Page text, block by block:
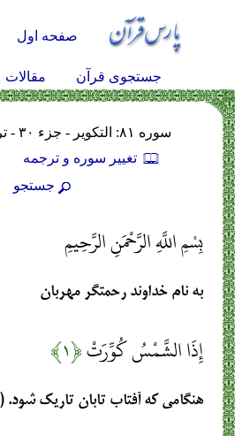
صفحه اول
جستجوی قرآن مقالات
سوره ۸۱: التكوير - جزء ۳۰ - ترجمه قمشه‌ای
تغيير سوره و ترجمه
جستجو
بِسْمِ اللَّهِ الرَّحْمَنِ الرَّحِيمِ
به نام خداوند رحمتگر مهربان
إِذَا الشَّمْسُ كُوِّرَتْ﴿۱﴾
هنگامی که آفتاب تابان تاریک شود. (۱)